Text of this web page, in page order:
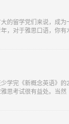
的留学党们来说，成为
，对于雅思口语，你有
完《新概念英语》的
思考试很有益处。当然